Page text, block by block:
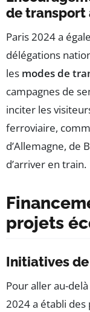
de transport
Paris 2024 a
délégations
les modes de
campagnes de
inciter les
ferroviaire,
d’Allemagne, de
d’arriver en train.
projets
Initiatives
Pour aller au-
2024 a établi